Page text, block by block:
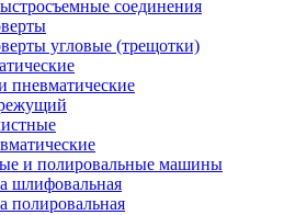
соединения
угловые (трещотки)
пневматические
и полировальные машины
шлифовальная
полировальная